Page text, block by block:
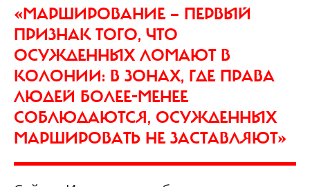
«МАРШИРОВАНИЕ — ПЕРВЫЙ
ПРИЗНАК ТОГО, ЧТО
ОСУЖДЕННЫХ ЛОМАЮТ В
КОЛОНИИ: В ЗОНАХ, ГДЕ ПРАВА
ЛЮДЕЙ БОЛЕЕ-МЕНЕЕ
СОБЛЮДАЮТСЯ, ОСУЖДЕННЫХ
МАРШИРОВАТЬ НЕ ЗАСТАВЛЯЮТ»